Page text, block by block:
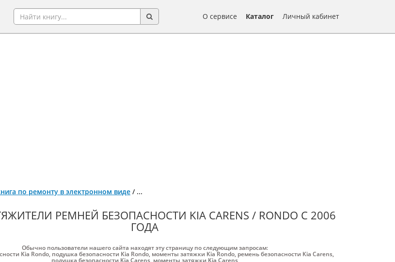
О сервисе Каталог Личный кабинет
по ремонту в электронном виде / ...
РЕМНЕЙ БЕЗОПАСНОСТИ KIA CARENS / RONDO С 2006
ГОДА
Обычно пользователи нашего сайта находят эту страницу по следующим запросам:
Kia Rondo, подушка безопасности Kia Rondo, моменты затяжки Kia Rondo, ремень безопасности Kia Carens,
подушка безопасности Kia Carens, моменты затяжки Kia Carens